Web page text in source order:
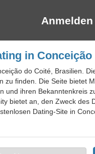
Anmelden
in
do Coité, Brasilien.
finden. Die Seite bietet
ihren Bekanntenkreis
bietet an, den Zweck des
Dating-Site in